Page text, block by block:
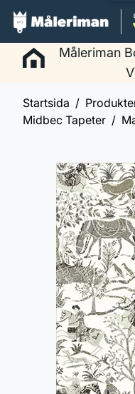
Måleriman Borås |
Startsida
Midbec Tapeter